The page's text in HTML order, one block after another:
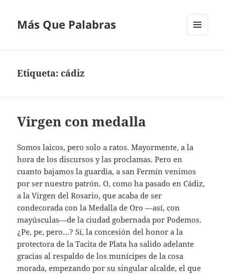
Más Que Palabras
Etiqueta:cádiz
Virgen con medalla
Somos laicos, pero solo a ratos. Mayormente, a la
hora de los discursos y las proclamas. Pero en
cuanto bajamos la guardia, a san Fermín venimos
por ser nuestro patrón. O, como ha pasado en Cádiz,
a la Virgen del Rosario, que acaba de ser
condecorada con la Medalla de Oro —así, con
mayúsculas—de la ciudad gobernada por Podemos.
¿Pe, pe, pero…? Sí, la concesión del honor a la
protectora de la Tacita de Plata ha salido adelante
gracias al respaldo de los munícipes de la cosa
morada, empezando por su singular alcalde, el que